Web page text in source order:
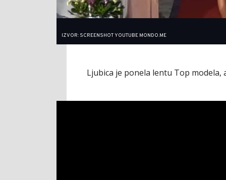
IZVOR: SCREENSHOT YOUTUBE MONDO.ME
Ljubica je ponela lentu Top